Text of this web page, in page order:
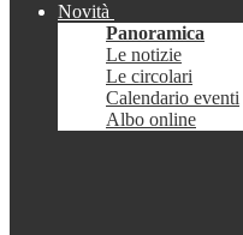
Novità
Panoramica
Le notizie
Le circolari
Calendario eventi
Albo online